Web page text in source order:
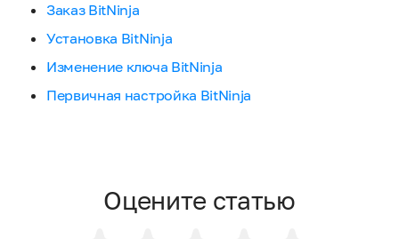
Заказ BitNinja
Установка BitNinja
Изменение ключа BitNinja
Первичная настройка BitNinja
Оцените статью